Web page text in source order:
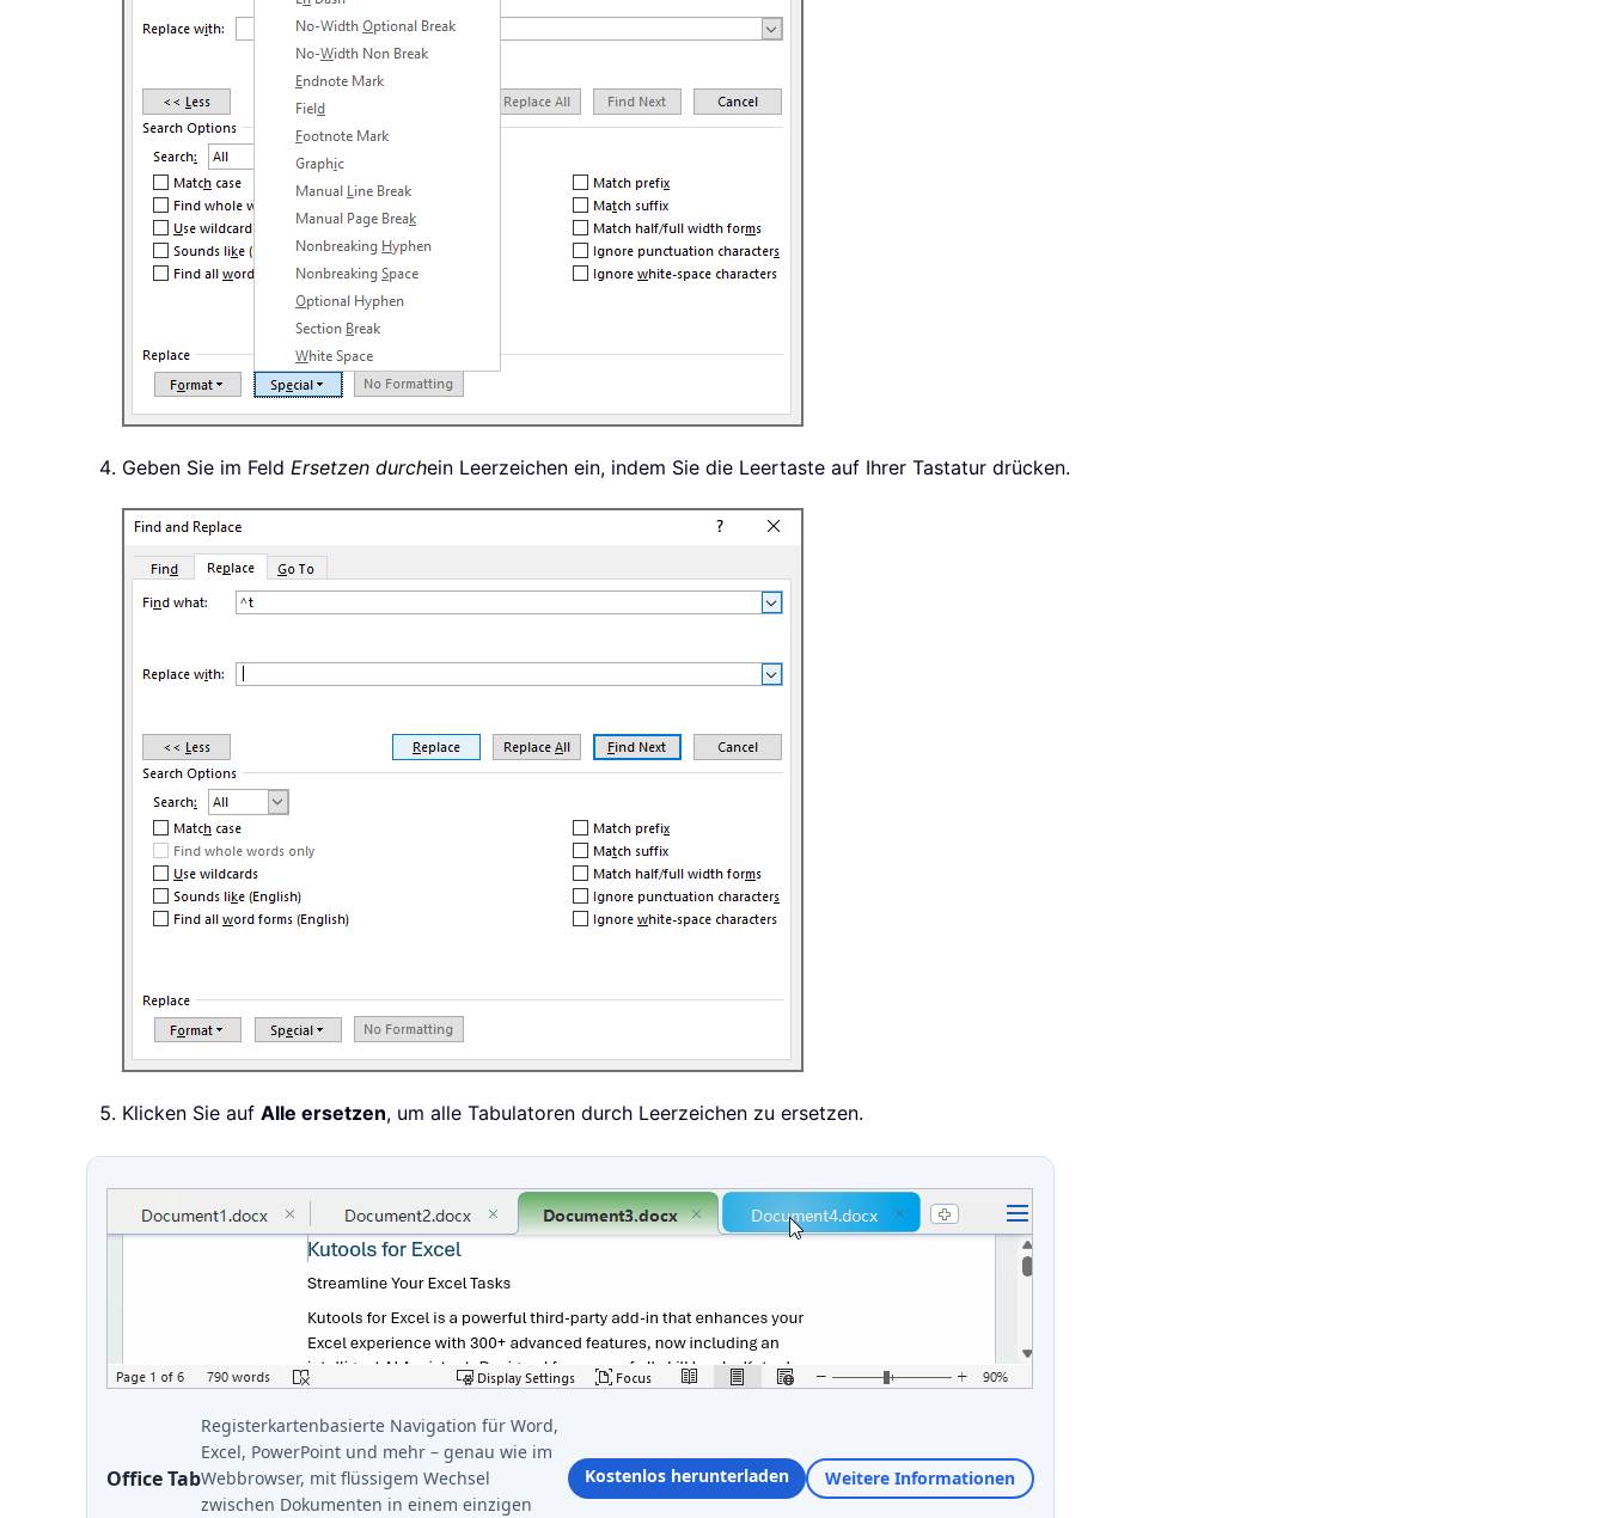
Geben Sie im Feld Ersetzen durchein Leerzeichen ein, indem Sie die Leertaste auf Ihrer Tastatur drücken.
Klicken Sie auf Alle ersetzen, um alle Tabulatoren durch Leerzeichen zu ersetzen.
Office Tab
Registerkartenbasierte Navigation für Word,
Excel, PowerPoint und mehr – genau wie im
Webbrowser, mit flüssigem Wechsel
zwischen Dokumenten in einem einzigen
Kostenlos herunterladen Weitere Informationen